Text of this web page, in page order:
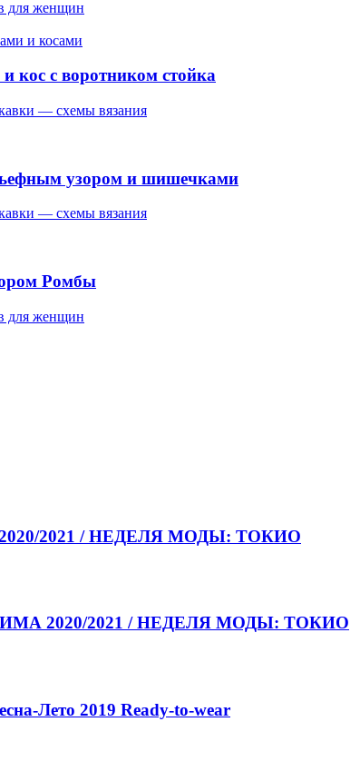
для женщин
кос с воротником стойка
— схемы вязания
узором и шишечками
— схемы вязания
Ромбы
для женщин
2021 / НЕДЕЛЯ МОДЫ: ТОКИО
2020/2021 / НЕДЕЛЯ МОДЫ: ТОКИО
Лето 2019 Ready-to-wear